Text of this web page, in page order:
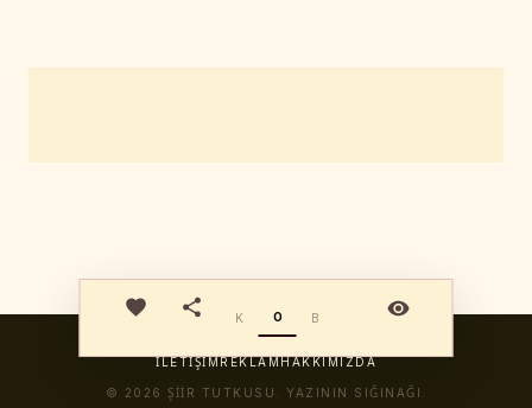
K O B
Şiir Tutkusu
İLETIŞIMREKLAMHAKKIMIZDA
© 2026 ŞIIR TUTKUSU. YAZININ SIĞINAĞI.